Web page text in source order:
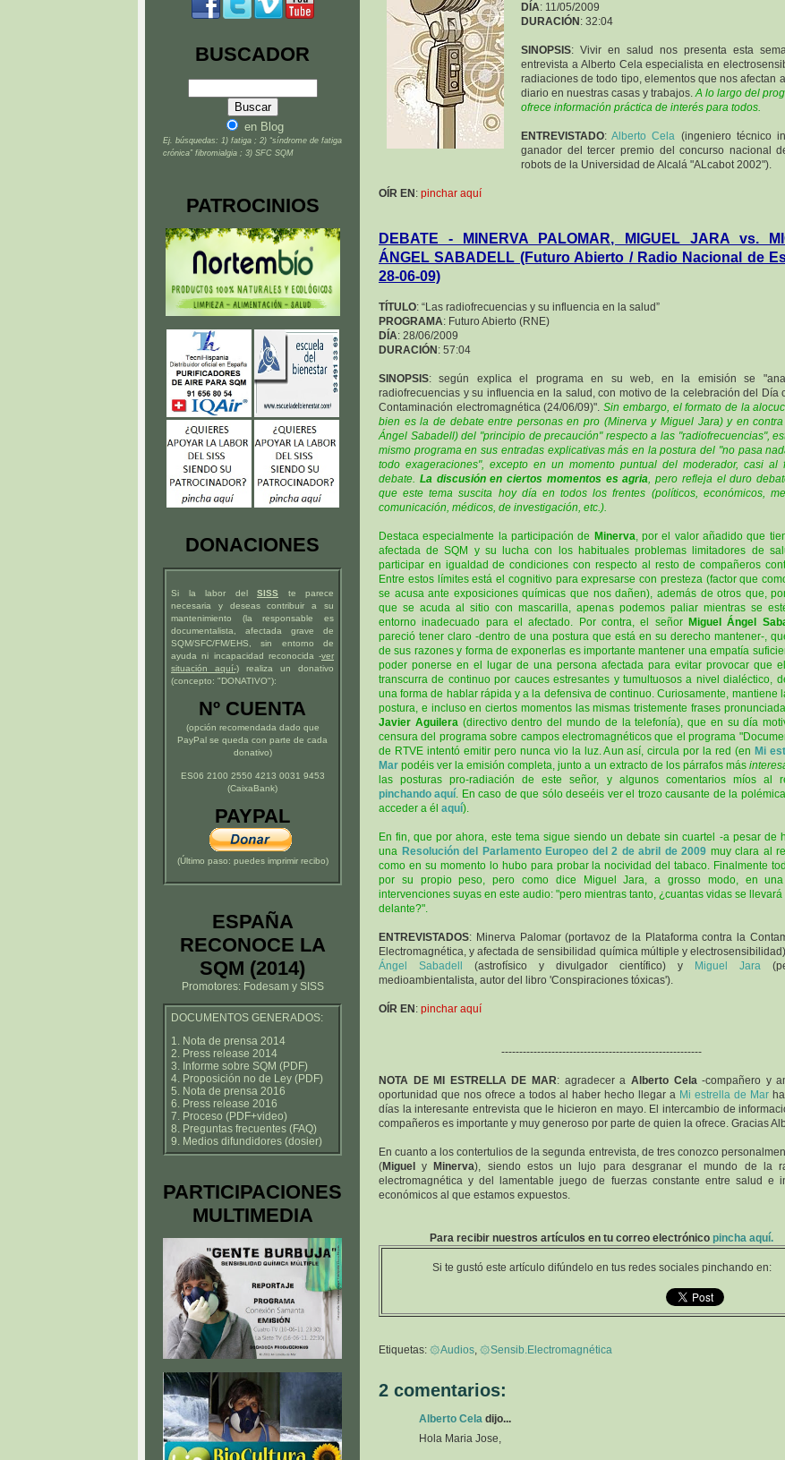
DÍA: 11/05/2009
DURACIÓN : 32:04
SINOPSIS: Vivir en salud nos presenta esta
entrevista a Alberto Cela especialista en
radiaciones de todo tipo, elementos que nos afectan
diario en nuestras casas y trabajos.A lo largo del
ofrece información práctica de interés para todos.
ENTREVISTADO:Alberto Cela (ingeniero técnico
ganador del tercer premio del concurso nacional
robots de la Universidad de Alcalá "ALcabot 2002").
OÍR EN : pinchar aquí
DEBATE - MINERVA PALOMAR, MIGUEL JARA vs.
ÁNGEL SABADELL (Futuro Abierto / Radio Nacional de
28-06-09)
TÍTULO: “Las radiofrecuencias y su influencia en la salud”
PROGRAMA: Futuro Abierto (RNE)
DÍA: 28/06/2009
DURACIÓN : 57:04
SINOPSIS: según explica el programa en su web, en la emisión se
radiofrecuencias y su influencia en la salud, con motivo de la celebración del Día
Contaminación electromagnética (24/06/09)".Sin embargo, el formato de la
bien es la de debate entre personas en pro (Minerva y Miguel Jara) y en
Ángel Sabadell) del "principio de precaución" respecto a las "radiofrecuencias",
mismo programa en sus entradas explicativas más en la postura del "no pasa
todo exageraciones", excepto en un momento puntual del moderador, casi al
debate. La discusión en ciertos momentos es agria, pero refleja el duro
que este tema suscita hoy día en todos los frentes (políticos, económicos,
comunicación, médicos, de investigación, etc.).
Destaca especialmente la participación de Minerva, por el valor añadido que
afectada de SQM y su lucha con los habituales problemas limitadores de
participar en igualdad de condiciones con respecto al resto de compañeros
Entre estos límites está el cognitivo para expresarse con presteza (factor que
se acusa ante exposiciones químicas que nos dañen), además de otros que,
que se acuda al sitio con mascarilla, apenas podemos paliar mientras se
entorno inadecuado para el afectado. Por contra, el señor Miguel Ángel
pareció tener claro -dentro de una postura que está en su derecho mantener-,
de sus razones y forma de exponerlas es importante mantener una empatía
poder ponerse en el lugar de una persona afectada para evitar provocar que
transcurra de continuo por cauces estresantes y tumultuosos a nivel dialéctico,
una forma de hablar rápida y a la defensiva de continuo. Curiosamente, mantiene
postura, e incluso en ciertos momentos las mismas tristemente frases
Javier Aguilera(directivo dentro del mundo de la telefonía), que en su día
censura del programa sobre campos electromagnéticos que el programa
de RTVE intentó emitir pero nunca vio la luz. Aun así, circula por la red (en Mi
Mar podéis ver la emisión completa, junto a un extracto de los párrafos más
las posturas pro-radiación de este señor, y algunos comentarios míos al
pinchando aquí. En caso de que sólo deseéis ver el trozo causante de la
acceder a él aquí).
En fin, que por ahora, este tema sigue siendo un debate sin cuartel -a pesar de
una Resolución del Parlamento Europeo del 2 de abril de 2009 muy clara al
como en su momento lo hubo para probar la nocividad del tabaco. Finalmente
por su propio peso, pero como dice Miguel Jara, a grosso modo, en
intervenciones suyas en este audio: "pero mientras tanto, ¿cuantas vidas se llevará
delante?".
ENTREVISTADOS: Minerva Palomar (portavoz de la Plataforma contra la
Electromagnética, y afectada de sensibilidad química múltiple y
Ángel Sabadell
(astrofísico y divulgador científico) y Miguel Jara
medioambientalista, autor del libro 'Conspiraciones tóxicas').
OÍR EN : pinchar aquí
--------------------------------------------------------
NOTA DE MI ESTRELLA DE MAR: agradecer a Alberto Cela-compañero y
oportunidad que nos ofrece a todos al haber hecho llegar a Mi estrella de Mar
días la interesante entrevista que le hicieron en mayo. El intercambio de
compañeros es importante y muy generoso por parte de quien la ofrece. Gracias
En cuanto a los contertulios de la segunda entrevista, de tres conozco
(Miguel y Minerva), siendo estos un lujo para desgranar el mundo de la
electromagnética y del lamentable juego de fuerzas constante entre salud e
económicos al que estamos expuestos.
Para recibir nuestros artículos en tu correo electrónico pincha aquí.
Si te gustó este artículo difúndelo en tus redes sociales pinchando en:
Etiquetas: ۞Audios, ۞Sensib.Electromagnética
2 comentarios:
Alberto Cela dijo...
Hola Maria Jose,
BUSCADOR
en Blog
Ej. búsquedas: 1) fatiga ; 2) “síndrome de fatiga
crónica” fibromialgia ; 3) SFC SQM
PATROCINIOS
DONACIONES
Si la labor del SISS te parece
necesaria y deseas contribuir a su
mantenimiento (la responsable es
documentalista, afectada grave de
SQM/SFC/FM/EHS, sin entorno de
ayuda ni incapacidad reconocida -ver
situación aquí-) realiza un donativo
(concepto: "DONATIVO"):
Nº CUENTA
(opción recomendada dado que
PayPal se queda con parte de cada
donativo)
ES06 2100 2550 4213 0031 9453
(CaixaBank)
PAYPAL
(Último paso: puedes imprimir recibo)
ESPAÑA
RECONOCE LA
SQM (2014)
Promotores: Fodesam y SISS
DOCUMENTOS GENERADOS:
1. Nota de prensa 2014
2. Press release 2014
3. Informe sobre SQM (PDF)
4. Proposición no de Ley (PDF)
5. Nota de prensa 2016
6. Press release 2016
7. Proceso (PDF+video)
8. Preguntas frecuentes (FAQ)
9. Medios difundidores (dosier)
PARTICIPACIONES
MULTIMEDIA